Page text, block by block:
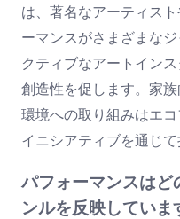
は、著名なアーティス
ーマンスがさまざまな
クティブなアートイン
創造性を促します。家族
環境への取り組みはエ
イニシアティブを通じ
パフォーマンスはど
ンルを反映していま